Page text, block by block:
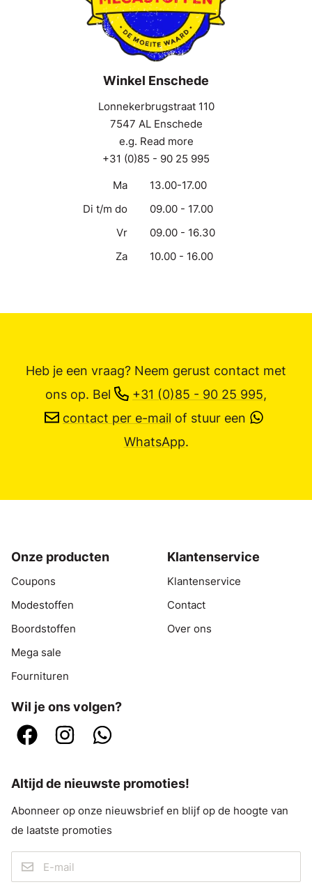
Winkel Enschede
Lonnekerbrugstraat 110
7547 AL Enschede
e.g. Read more
+31 (0)85 - 90 25 995
Ma
13.00-17.00
Di t/m do
09.00 - 17.00
Vr
09.00 - 16.30
Za
10.00 - 16.00
Heb je een vraag? Neem gerust contact met
ons op. Bel +31 (0)85 - 90 25 995,
contact per e-mail of stuur een
WhatsApp.
Onze producten
Coupons
Modestoffen
Boordstoffen
Mega sale
Fournituren
Klantenservice
Klantenservice
Contact
Over ons
Wil je ons volgen?
Altijd de nieuwste promoties!
Abonneer op onze nieuwsbrief en blijf op de hoogte van
de laatste promoties